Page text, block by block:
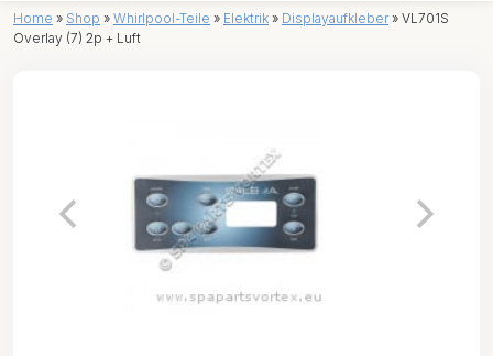
Home » Shop » Whirlpool-Teile » Elektrik » Displayaufkleber » VL701S
Overlay (7) 2p + Luft